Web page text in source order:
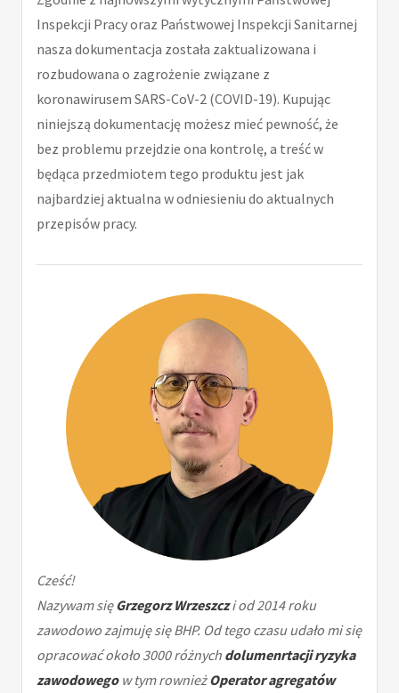
Inspekcji Pracy oraz Państwowej Inspekcji Sanitarnej
nasza dokumentacja została zaktualizowana i
rozbudowana o zagrożenie związane z
koronawirusem SARS-CoV-2 (COVID-19). Kupując
niniejszą dokumentację możesz mieć pewność, że
bez problemu przejdzie ona kontrolę, a treść w
będąca przedmiotem tego produktu jest jak
najbardziej aktualna w odniesieniu do aktualnych
przepisów pracy.
Cześć!
Nazywam sięGrzegorz Wrzeszczi od 2014 roku
zawodowo zajmuję się BHP. Od tego czasu udało mi się
opracować około 3000 różnych dolumenrtacji ryzyka
zawodowegow tym rownieżOperator agregatów